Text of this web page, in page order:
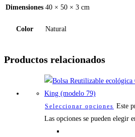
Dimensiones 40 × 50 × 3 cm
Color Natural
Productos relacionados
Seleccionar opciones Este
Las opciones se pueden elegir